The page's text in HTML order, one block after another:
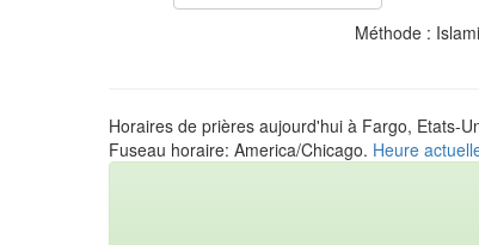
Méthode :
Horaires de prières aujourd'hui à Fargo, Etats-
Fuseau horaire: America/Chicago. Heure